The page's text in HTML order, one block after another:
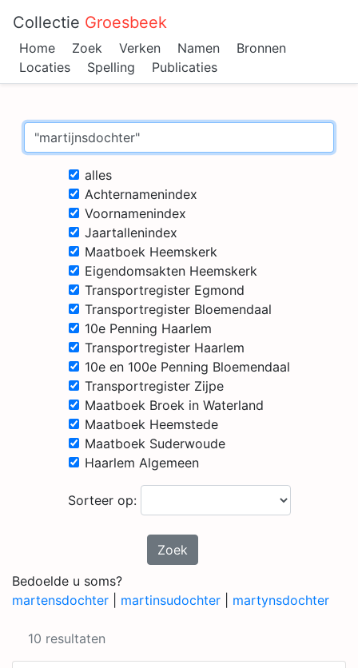
Collectie Groesbeek
Home Zoek Verken Namen
Bronnen
Locaties
Spelling Publicaties
alles
Achternamenindex
Voornamenindex
Jaartallenindex
Maatboek Heemskerk
Eigendomsakten Heemskerk
Transportregister Egmond
Transportregister Bloemendaal
10e Penning Haarlem
Transportregister Haarlem
10e en 100e Penning Bloemendaal
Transportregister Zijpe
Maatboek Broek in Waterland
Maatboek Heemstede
Maatboek Suderwoude
Haarlem Algemeen
Sorteer op:
Zoek
Bedoelde u soms?
martensdochter
martinsudochter martynsdochter
10 resultaten